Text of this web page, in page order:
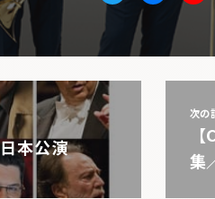
本公演
次
集